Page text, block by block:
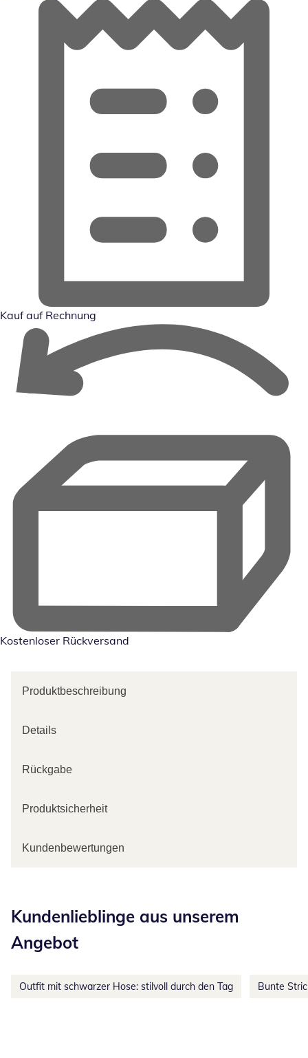
Kauf auf Rechnung
Kostenloser Rückversand
Produktbeschreibung
Details
Rückgabe
Produktsicherheit
Kundenbewertungen
Kundenlieblinge aus unserem
Angebot
Outfit mit schwarzer Hose: stilvoll durch den Tag Bunte